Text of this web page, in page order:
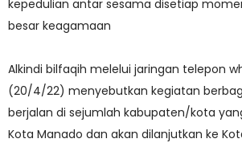
kepedulian antar sesama disetiap
besar keagamaan
Alkindi bilfaqih melelui jaringan telepon
(20/4/22) menyebutkan kegiatan
berjalan di sejumlah kabupaten/kota
Kota Manado dan akan dilanjutkan ke